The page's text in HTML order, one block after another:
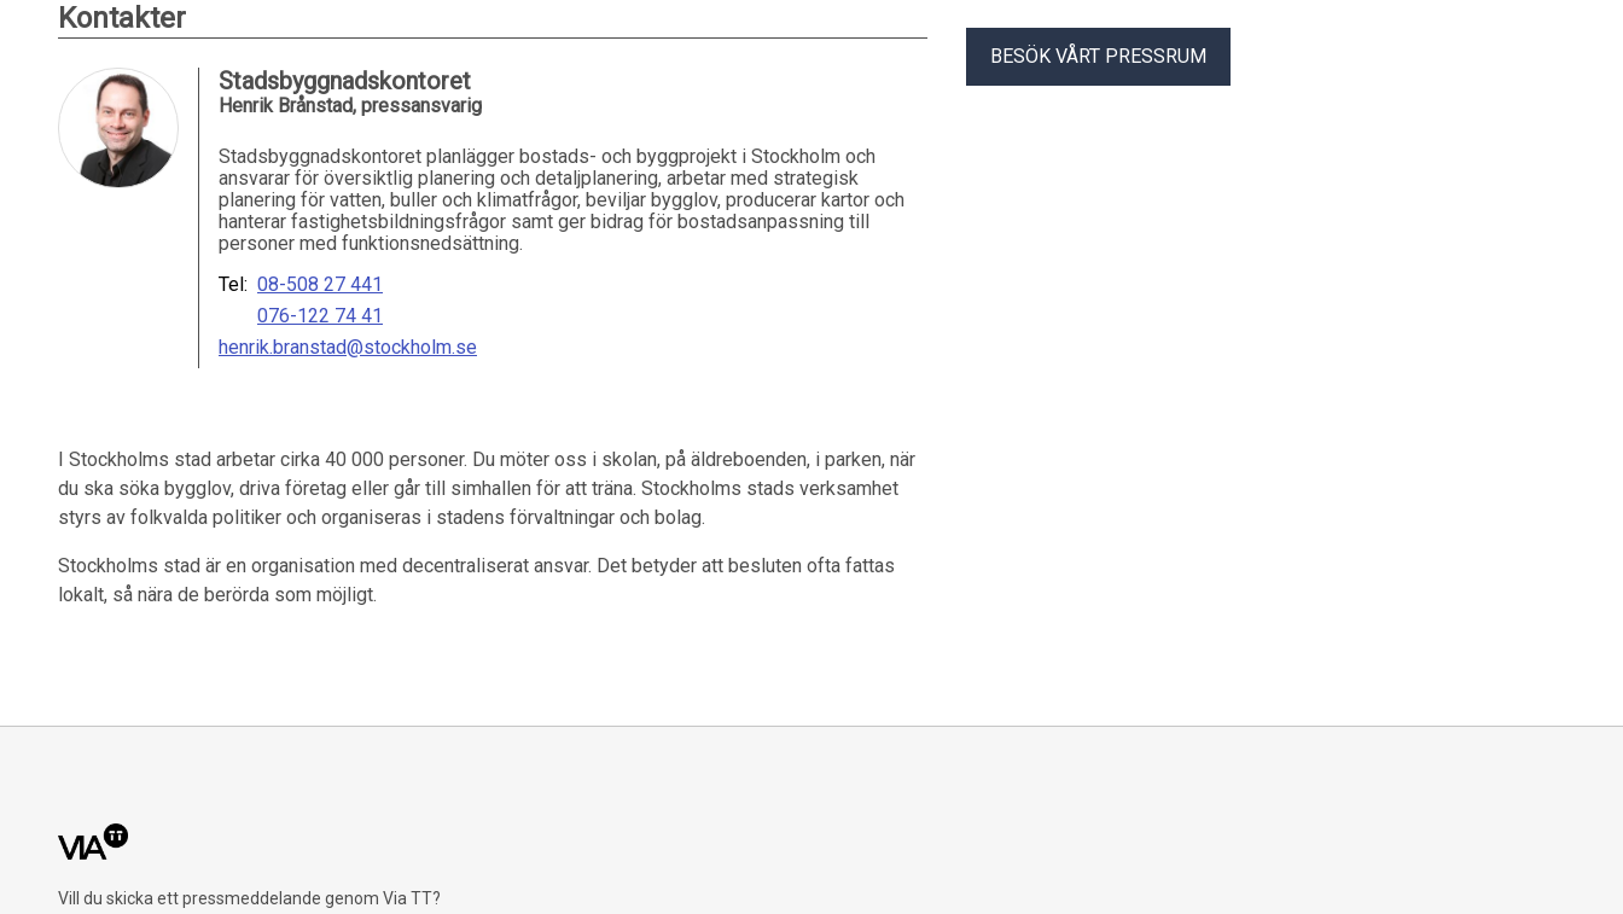
Kontakter
Stadsbyggnadskontoret
Henrik Brånstad, pressansvarig
Stadsbyggnadskontoret planlägger bostads- och byggprojekt i Stockholm och
ansvarar för översiktlig planering och detaljplanering, arbetar med strategisk
planering för vatten, buller och klimatfrågor, beviljar bygglov, producerar kartor och
hanterar fastighetsbildningsfrågor samt ger bidrag för bostadsanpassning till
personer med funktionsnedsättning.
Tel: 08-508 27 441
076-122 74 41
henrik.branstad@stockholm.se
I Stockholms stad arbetar cirka 40 000 personer. Du möter oss i skolan, på äldreboenden, i parken, när
du ska söka bygglov, driva företag eller går till simhallen för att träna. Stockholms stads verksamhet
styrs av folkvalda politiker och organiseras i stadens förvaltningar och bolag.
Stockholms stad är en organisation med decentraliserat ansvar. Det betyder att besluten ofta fattas
lokalt, så nära de berörda som möjligt.
BESÖK VÅRT PRESSRUM
Vill du skicka ett pressmeddelande genom Via TT?